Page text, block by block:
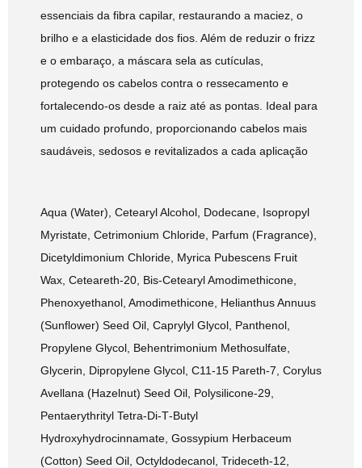
essenciais da fibra capilar, restaurando a maciez, o
brilho e a elasticidade dos fios. Além de reduzir o frizz
e o embaraço, a máscara sela as cutículas,
protegendo os cabelos contra o ressecamento e
fortalecendo-os desde a raiz até as pontas. Ideal para
um cuidado profundo, proporcionando cabelos mais
saudáveis, sedosos e revitalizados a cada aplicação
Aqua (Water), Cetearyl Alcohol, Dodecane, Isopropyl
Myristate, Cetrimonium Chloride, Parfum (Fragrance),
Dicetyldimonium Chloride, Myrica Pubescens Fruit
Wax, Ceteareth‑20, Bis‑Cetearyl Amodimethicone,
Phenoxyethanol, Amodimethicone, Helianthus Annuus
(Sunflower) Seed Oil, Caprylyl Glycol, Panthenol,
Propylene Glycol, Behentrimonium Methosulfate,
Glycerin, Dipropylene Glycol, C11‑15 Pareth‑7, Corylus
Avellana (Hazelnut) Seed Oil, Polysilicone‑29,
Pentaerythrityl Tetra‑Di‑T‑Butyl
Hydroxyhydrocinnamate, Gossypium Herbaceum
(Cotton) Seed Oil, Octyldodecanol, Trideceth‑12,